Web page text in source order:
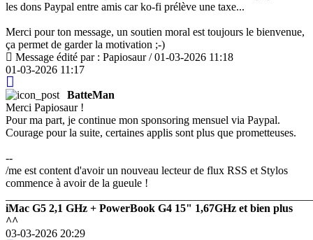
les dons Paypal entre amis car ko-fi prélève une taxe...
Merci pour ton message, un soutien moral est toujours le bienvenue,
ça permet de garder la motivation ;-)
Message édité par : Papiosaur / 01-03-2026 11:18
01-03-2026 11:17
BatteMan
Merci Papiosaur !
Pour ma part, je continue mon sponsoring mensuel via Paypal.
Courage pour la suite, certaines applis sont plus que prometteuses.
--
/me est content d'avoir un nouveau lecteur de flux RSS et Stylos
commence à avoir de la gueule !
iMac G5 2,1 GHz + PowerBook G4 15" 1,67GHz et bien plus
^^
03-03-2026 20:29